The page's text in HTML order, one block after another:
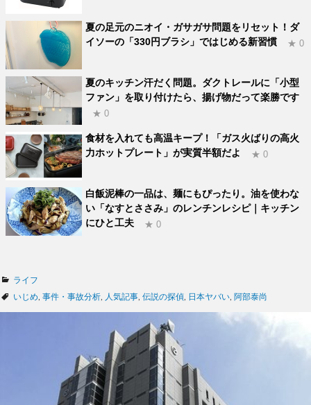
夏の足元のニオイ・ガサガサ問題をリセット！ダ
イソーの「330円ブラシ」ではじめる新習慣
★ 0
夏のキッチン汗だく問題。ダクトレールに「小型
ファン」を取り付けたら、揚げ物だって楽勝です
★ 0
食材を入れても高温キープ！「ガス火ばりの高火
力ホットプレート」が実質半額だよ
★ 0
白飯泥棒の一品は、麺にもぴったり。油を使わな
い「なすとささみ」のレンチンレシピ｜キッチン
にひと工夫
★ 0
カ
テ
ライフ
タ
いじめ 事件・事故分析 人気記事 伝説の探偵 日本ヤバい 阿部泰尚